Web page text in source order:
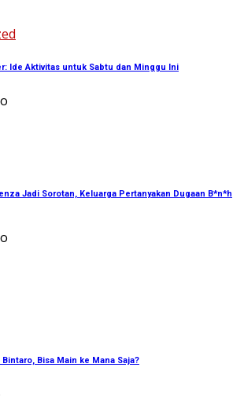
Ide Aktivitas untuk Sabtu dan Minggu Ini
Jadi Sorotan, Keluarga Pertanyakan Dugaan B*n*h
Bisa Main ke Mana Saja?